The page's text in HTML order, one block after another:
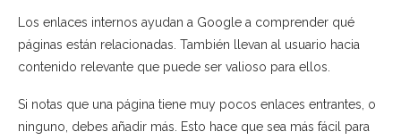
Los enlaces internos ayudan a Google a comprender qué
páginas están relacionadas. También llevan al usuario hacia
contenido relevante que puede ser valioso para ellos.
Si notas que una página tiene muy pocos enlaces entrantes, o
ninguno, debes añadir más. Esto hace que sea más fácil para